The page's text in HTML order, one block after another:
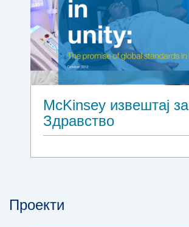
McKinsey извештај за
Здравство
Проекти